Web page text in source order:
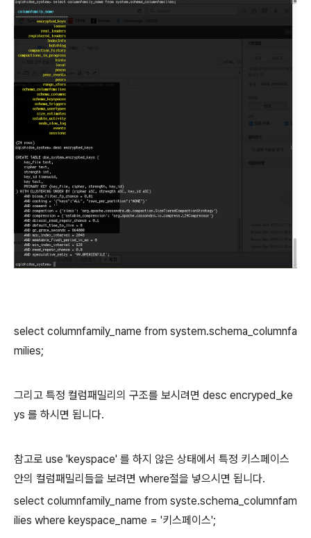
select columnfamily_name from system.schema_columnfa
milies;
그리고 특정 컬럼패밀리의 구조를 보시려면 desc encryped_ke
ys 를 하시면 됩니다.
참고로 use 'keyspace' 를 하지 않은 상태에서 특정 키스페이스
안의 컬럼패밀리들을 보려면 where절을 넣으시면 됩니다.
select columnfamily_name from syste.schema_columnfam
ilies where keyspace_name = '키스페이스';